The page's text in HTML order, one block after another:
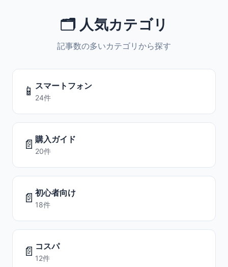
🗂️ 人気カテゴリ
記事数の多いカテゴリから探す
📱 スマートフォン
24件
📄 購入ガイド
20件
📄 初心者向け
18件
📄 コスパ
12件